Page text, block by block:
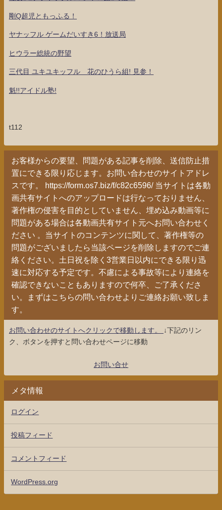
剛Q超児ともっふる！
ヤナッフル ゲームだいすき6！放送局
ヒウラー総統の野望
三代目 ユキユキッフル 花のひうら組! 見参！
魁!!アイドル塾!
t112
お客様からの要望、問題がある記事を削除、送信防止措
置にできる限り応じます。お問い合わせのサイトアドレ
スです。 https://form.os7.biz/f/c82c6596/ 当サイトは各動
画共有サイトへのアップロードは行なっておりません、
著作権の侵害を目的としていません、埋め込み動画等に
問題がある場合は各動画共有サイト元へお問い合わせく
ださい 。当サイトのコンテンツに関して、著作権等の
問題がございましたら当該ページを削除しますのでご連
絡ください。土日祝を除く3営業日以内にできる限り迅
速に対応する予定です。不慮による事故等により連絡を
確認できないこともありますので何卒、ご了承くださ
い。まずはこちらの問い合わせよりご連絡お願い致しま
す。
お問い合わせのサイトへクリックで移動します。
↓下記のリン
ク、ボタンを押すと問い合わせページに移動
お問い合せ
メタ情報
ログイン
投稿フィード
コメントフィード
WordPress.org